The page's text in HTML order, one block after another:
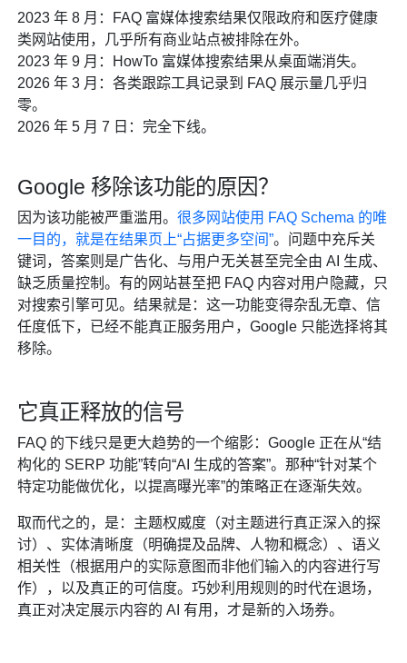
2023 年 8 月：FAQ 富媒体搜索结果仅限政府和医疗健康
类网站使用，几乎所有商业站点被排除在外。
2023 年 9 月：HowTo 富媒体搜索结果从桌面端消失。
2026 年 3 月：各类跟踪工具记录到 FAQ 展示量几乎归
零。
2026 年 5 月 7 日：完全下线。
Google 移除该功能的原因？
因为该功能被严重滥用。很多网站使用 FAQ Schema 的唯
一目的，就是在结果页上“占据更多空间”。问题中充斥关
键词，答案则是广告化、与用户无关甚至完全由 AI 生成、
缺乏质量控制。有的网站甚至把 FAQ 内容对用户隐藏，只
对搜索引擎可见。结果就是：这一功能变得杂乱无章、信
任度低下，已经不能真正服务用户，Google 只能选择将其
移除。
它真正释放的信号
FAQ 的下线只是更大趋势的一个缩影：Google 正在从“结
构化的 SERP 功能”转向“AI 生成的答案”。那种“针对某个
特定功能做优化，以提高曝光率”的策略正在逐渐失效。
取而代之的，是：主题权威度（对主题进行真正深入的探
讨）、实体清晰度（明确提及品牌、人物和概念）、语义
相关性（根据用户的实际意图而非他们输入的内容进行写
作），以及真正的可信度。巧妙利用规则的时代在退场，
真正对决定展示内容的 AI 有用，才是新的入场券。